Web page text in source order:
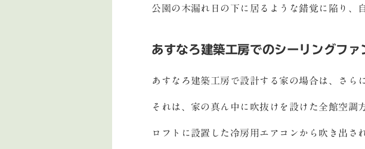
公園の木漏れ日の下に居るような錯覚に陥り、
あすなろ建築工房でのシーリングファ
あすなろ建築工房で設計する家の場合は、さら
それは、家の真ん中に吹抜けを設けた全館空調
ロフトに設置した冷房用エアコンから吹き出さ